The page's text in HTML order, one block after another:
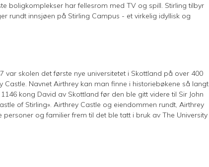
boligkomplekser har fellesrom med TV og spill. Stirling tilbyr
rundt innsjøen på Stirling Campus - et virkelig idyllisk og
var skolen det første nye universitetet i Skottland på over 400
Castle. Navnet Airthrey kan man finne i historiebøkene så langt
kong David av Skottland før den ble gitt videre til Sir John
of Stirling». Airthrey Castle og eiendommen rundt, Airthrey
og familier frem til det ble tatt i bruk av The University